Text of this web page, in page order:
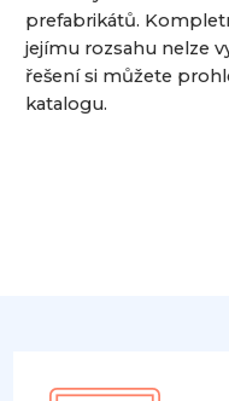
prefabrikátů.
jejímu rozsahu nelze
řešení si můžete
katalogu.